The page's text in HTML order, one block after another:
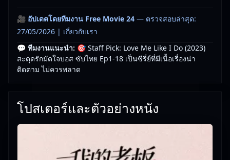
🎥 อัปเดตโดยทีมงาน Free Movie 24 — ตรวจสอบล่าสุด:
27/05/2026 | เกี่ยวกับเรา
💬 ทีมงานแนะนำ: 🎯 Staff Pick: Love Me Like I Do (2023)
สะดุดรักมัดใจบอส ซับไทย Ep1-18 เป็นซีรี่ย์ที่มีเนื้อเรื่องน่า
ติดตาม ไม่ควรพลาด
โปสเตอร์และตัวอย่างหนัง